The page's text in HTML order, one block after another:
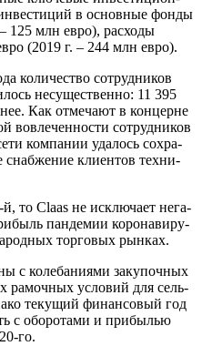
в основ­ные фон­ды
125 млн евро), рас­хо­ды
(2019 г. – 244 млн евро).
коли­че­ство сотруд­ни­ков
несу­ще­ствен­но: 11 395
Как отме­ча­ют в кон­церне
вовле­чен­но­сти сотруд­ни­ков
ком­па­нии уда­лось сохра­
снаб­же­ние кли­ен­тов тех­ни­
то Claas не исклю­ча­ет нега­
пан­де­мии коро­на­ви­ру­
тор­го­вых рынках.
с коле­ба­ни­я­ми заку­поч­ных
рамоч­ных усло­вий для сель­
теку­щий финан­со­вый год
с обо­ро­та­ми и при­бы­лью